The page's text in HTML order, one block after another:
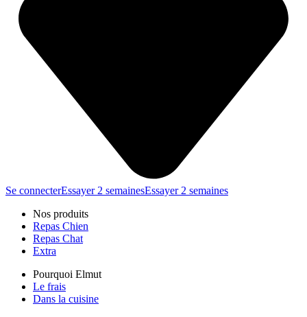
Se connecterEssayer 2 semainesEssayer 2 semaines
Nos produits
Repas Chien
Repas Chat
Extra
Pourquoi Elmut
Le frais
Dans la cuisine